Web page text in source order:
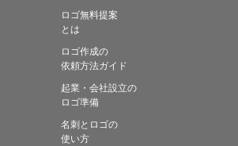
ロゴ無料提案
とは
ロゴ作成の
依頼方法ガイド
起業・会社設立の
ロゴ準備
名刺とロゴの
使い方